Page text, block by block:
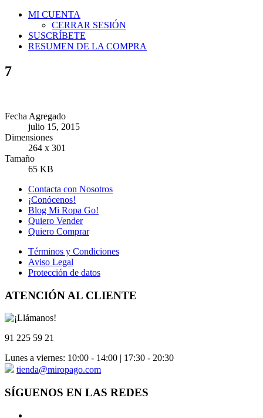
MI CUENTA
CERRAR SESIÓN
SUSCRÍBETE
RESUMEN DE LA COMPRA
7
Fecha Agregado
julio 15, 2015
Dimensiones
264 x 301
Tamaño
65 KB
Contacta con Nosotros
¡Conócenos!
Blog Mi Ropa Go!
Quiero Vender
Quiero Comprar
Términos y Condiciones
Aviso Legal
Protección de datos
ATENCIÓN AL CLIENTE
91 225 59 21
Lunes a viernes: 10:00 - 14:00 | 17:30 - 20:30
tienda@miropago.com
SÍGUENOS EN LAS REDES